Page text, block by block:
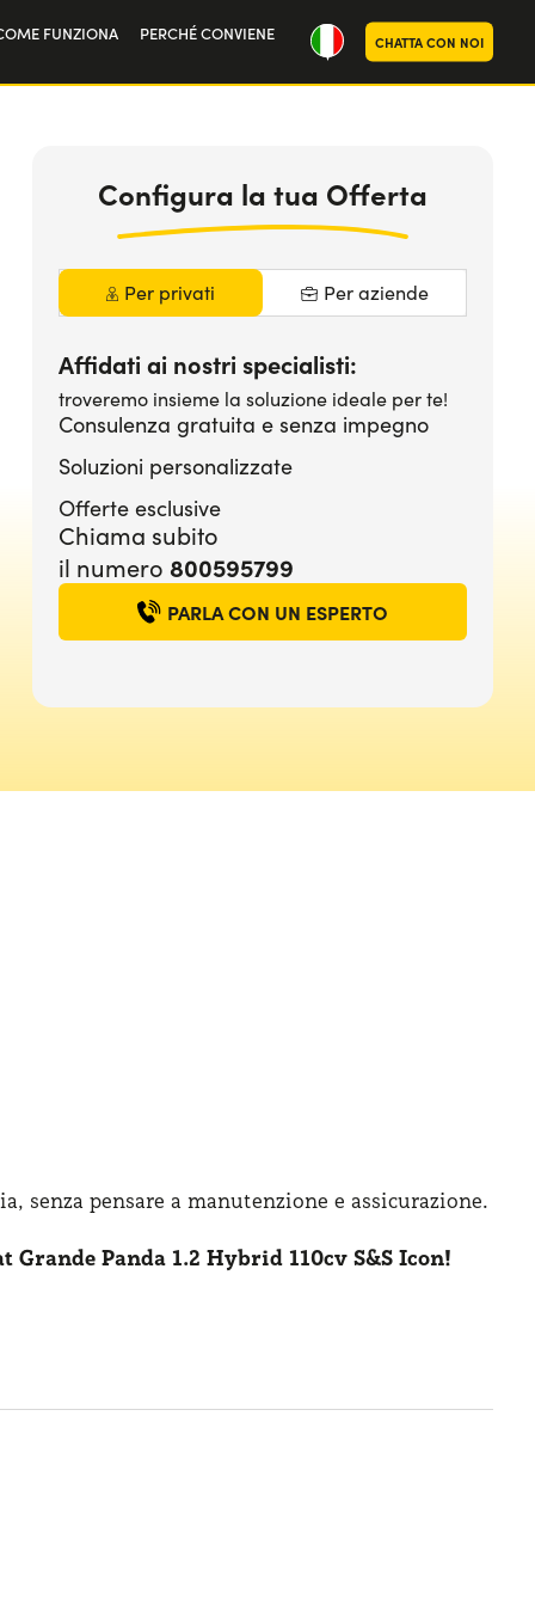
FUNZIONA PERCHÉ CONVIENE CHATTA CON NOI
Configura la tua Offerta
Per privati Per aziende
Affidati ai nostri specialisti:
troveremo insieme la soluzione ideale per te!
Consulenza gratuita e senza impegno
Soluzioni personalizzate
Offerte esclusive
Chiama subito
il numero 800595799
PARLA CON UN ESPERTO
senza pensare a manutenzione e assicurazione.
Grande Panda 1.2 Hybrid 110cv S&S Icon!